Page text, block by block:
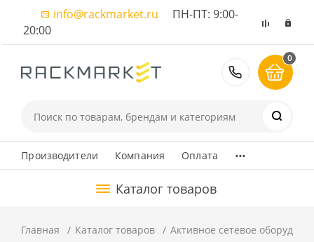
info@rackmarket.ru ПН-ПТ: 9:00-
20:00
8 (495)
0
Производители Компания Оплата ...
Каталог товаров
Главная Каталог товаров Активное сетевое